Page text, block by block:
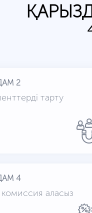
2
тарту
4
комиссия аласыз